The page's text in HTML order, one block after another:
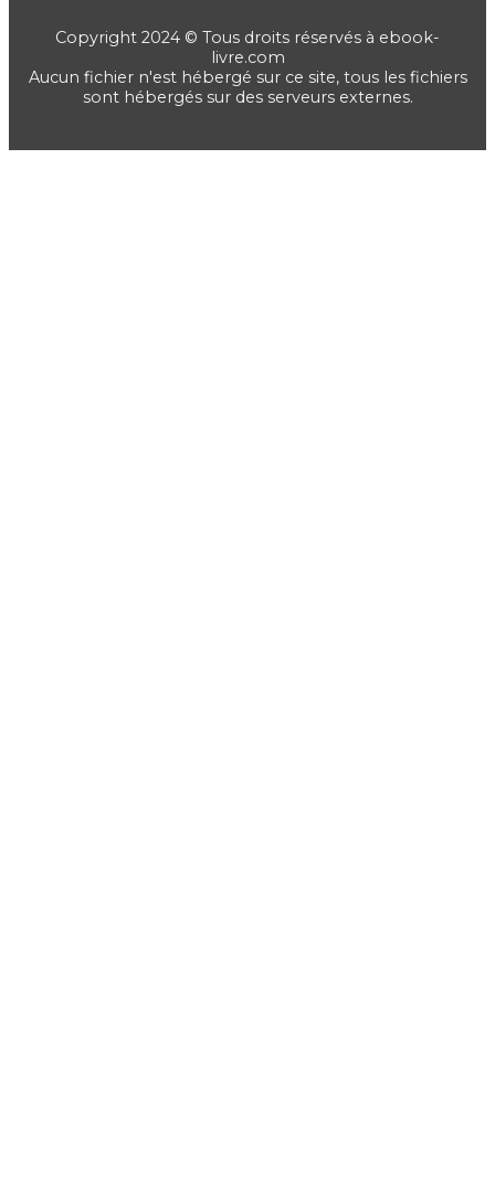
Copyright 2024 © Tous droits réservés à ebook-
livre.com
Aucun fichier n'est hébergé sur ce site, tous les fichiers
sont hébergés sur des serveurs externes.